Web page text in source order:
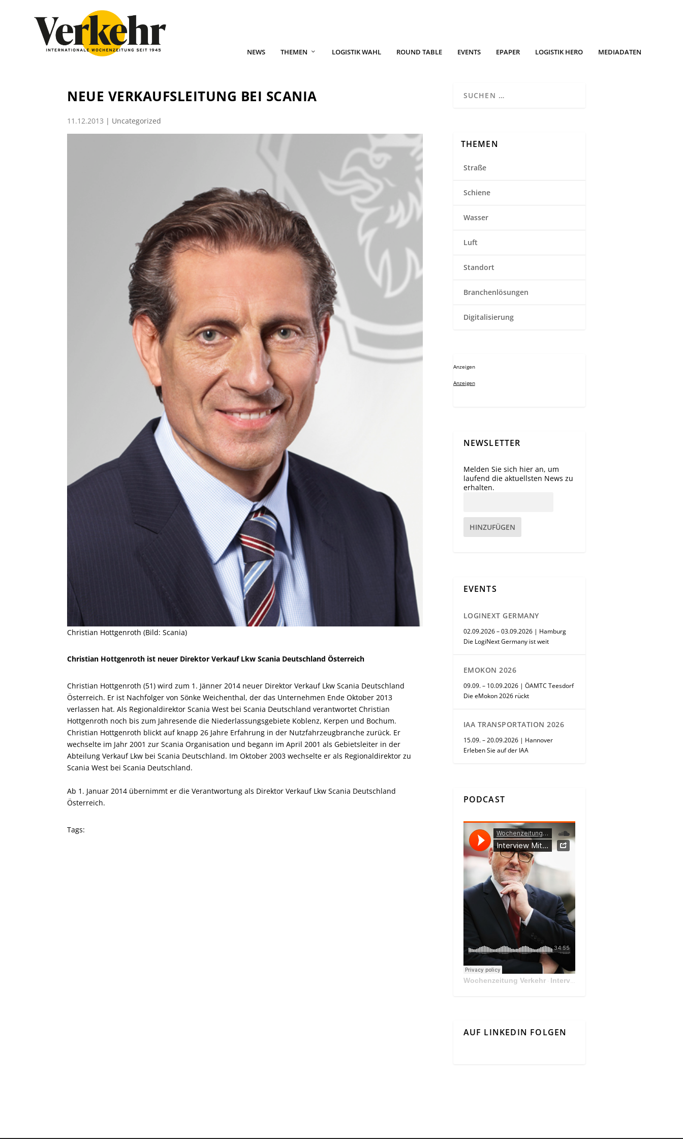
NEWS THEMEN LOGISTIK WAHL ROUND TABLE EVENTS EPAPER LOGISTIK HERO MEDIADATEN
NEUE VERKAUFSLEITUNG BEI SCANIA
11.12.2013 | Uncategorized
Christian Hottgenroth (Bild: Scania)
Christian Hottgenroth ist neuer Direktor Verkauf Lkw Scania Deutschland Österreich
Christian Hottgenroth (51) wird zum 1. Jänner 2014 neuer Direktor Verkauf Lkw Scania Deutschland
Österreich. Er ist Nachfolger von Sönke Weichenthal, der das Unternehmen Ende Oktober 2013
verlassen hat. Als Regionaldirektor Scania West bei Scania Deutschland verantwortet Christian
Hottgenroth noch bis zum Jahresende die Niederlassungsgebiete Koblenz, Kerpen und Bochum.
Christian Hottgenroth blickt auf knapp 26 Jahre Erfahrung in der Nutzfahrzeugbranche zurück. Er
wechselte im Jahr 2001 zur Scania Organisation und begann im April 2001 als Gebietsleiter in der
Abteilung Verkauf Lkw bei Scania Deutschland. Im Oktober 2003 wechselte er als Regionaldirektor zu
Scania West bei Scania Deutschland.
Ab 1. Januar 2014 übernimmt er die Verantwortung als Direktor Verkauf Lkw Scania Deutschland
Österreich.
Tags:
THEMEN
Straße
Schiene
Wasser
Luft
Standort
Branchenlösungen
Digitalisierung
Anzeigen
Anzeigen
NEWSLETTER
Melden Sie sich hier an, um
laufend die aktuellsten News zu
erhalten.
HINZUFÜGEN
EVENTS
LOGINEXT GERMANY
02.09.2026 – 03.09.2026 | Hamburg
Die LogiNext Germany ist weit
EMOKON 2026
09.09. – 10.09.2026 | ÖAMTC Teesdorf
Die eMokon 2026 rückt
IAA TRANSPORTATION 2026
15.09. – 20.09.2026 | Hannover
Erleben Sie auf der IAA
PODCAST
Wochenzeitung Verkehr· Interview Mit Andreas Matthä, CEO der ÖBB Holding
AUF LINKEDIN FOLGEN